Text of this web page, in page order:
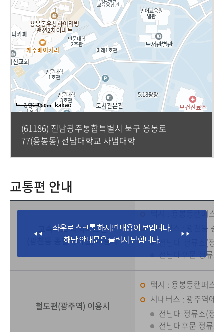
50m
(61186) 전남광주통합특별시 북구 용봉로
77(용봉동) 전남대학교 사범대학
교통편 안내
고속버스 시외버스편
(광천동 종합터미널) 이용시
택시 : 용봉동캠퍼스
시내버스 : 광천동 종
전남대 정류소(정
전남대후문 정류소
철도편(광주역) 이용시
택시 : 용봉동캠퍼스
시내버스 : 광주역에
전남대 정류소(정
전남대후문 정류